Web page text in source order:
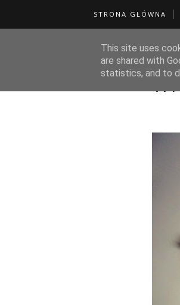
STRONA GŁÓWNA
Kreatywny blog z ogromną bazą
This site uses
are shared with
statistics, and to